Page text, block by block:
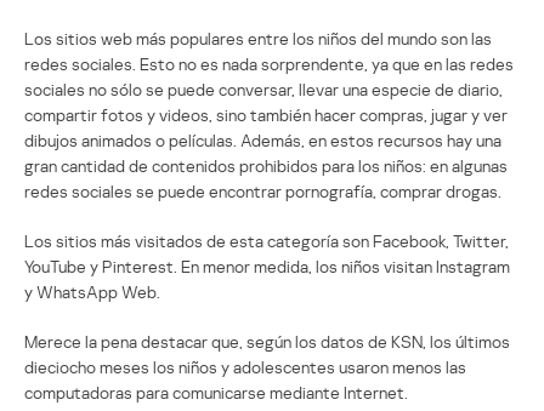
Los sitios web más populares entre los niños del mundo son las
redes sociales. Esto no es nada sorprendente, ya que en las redes
sociales no sólo se puede conversar, llevar una especie de diario,
compartir fotos y videos, sino también hacer compras, jugar y ver
dibujos animados o películas. Además, en estos recursos hay una
gran cantidad de contenidos prohibidos para los niños: en algunas
redes sociales se puede encontrar pornografía, comprar drogas.
Los sitios más visitados de esta categoría son Facebook, Twitter,
YouTube y Pinterest. En menor medida, los niños visitan Instagram
y WhatsApp Web.
Merece la pena destacar que, según los datos de KSN, los últimos
dieciocho meses los niños y adolescentes usaron menos las
computadoras para comunicarse mediante Internet.